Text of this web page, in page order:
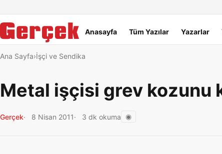
Ana menü
Anasayfa Tüm Yazılar Yazarlar
Ana Sayfa İşçi ve Sendika
Metal işçisi grev kozunu
Gerçek 8 Nisan 2011 3 dk okuma ◉